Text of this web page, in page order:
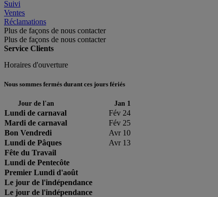
Suivi
Ventes
Réclamations
Plus de façons de nous contacter
Plus de façons de nous contacter
Service Clients
Horaires d'ouverture
Nous sommes fermés durant ces jours fériés
Jour de l'an Jan 1
Lundi de carnaval
Fév 24
Mardi de carnaval
Fév 25
Bon Vendredi
Avr 10
Lundi de Pâques
Avr 13
Fête du Travail
Lundi de Pentecôte
Premier Lundi d'août
Le jour de l'indépendance
Le jour de l'indépendance